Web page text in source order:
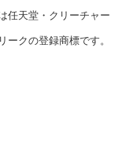
任天堂・クリーチャー
ークの登録商標です。